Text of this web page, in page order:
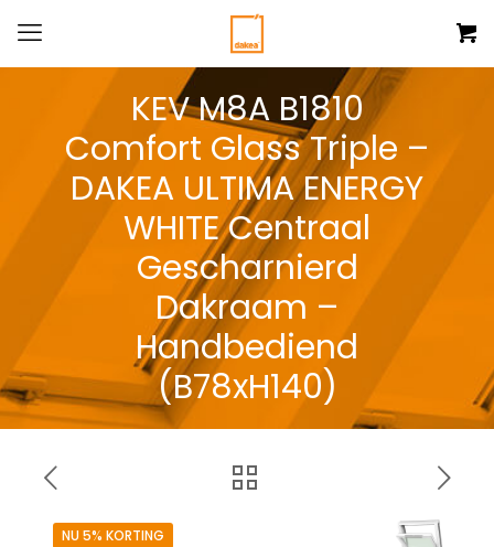
KEV M8A B1810
Comfort Glass Triple –
DAKEA ULTIMA ENERGY
WHITE Centraal
Gescharnierd
Dakraam –
Handbediend
(B78xH140)
NU 5% KORTING